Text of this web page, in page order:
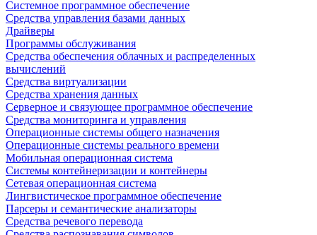
Системное программное обеспечение
Средства управления базами данных
Драйверы
Программы обслуживания
Средства обеспечения облачных и распределенных
вычислений
Средства виртуализации
Средства хранения данных
Серверное и связующее программное обеспечение
Средства мониторинга и управления
Операционные системы общего назначения
Операционные системы реального времени
Мобильная операционная система
Системы контейнеризации и контейнеры
Сетевая операционная система
Лингвистическое программное обеспечение
Парсеры и семантические анализаторы
Средства речевого перевода